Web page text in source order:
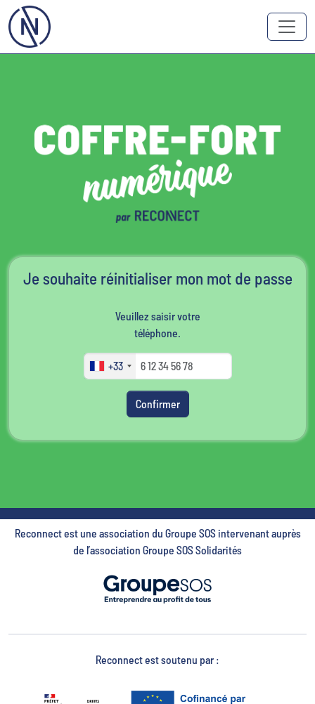
Je souhaite réinitialiser mon mot de passe
Veuillez saisir votre
téléphone.
+33
Confirmer
Reconnect est une association du Groupe SOS intervenant auprès
de l’association Groupe SOS Solidarités
Reconnect est soutenu par :